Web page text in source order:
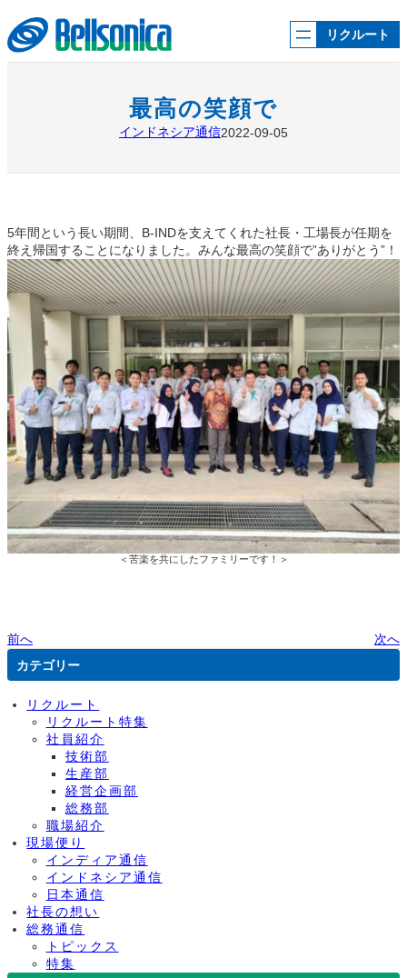
容
を
ス
リクルート
最高の笑顔で
インドネシア通信2022-09-05
5年間という長い期間、B-INDを支えてくれた社長・工場長が任期を
終え帰国することになりました。みんな最高の笑顔で”ありがとう”！
＜苦楽を共にしたファミリーです！＞
前へ
次へ
カテゴリー
リクルート
リクルート特集
社員紹介
技術部
生産部
経営企画部
総務部
職場紹介
現場便り
インディア通信
インドネシア通信
日本通信
社長の想い
総務通信
トピックス
特集